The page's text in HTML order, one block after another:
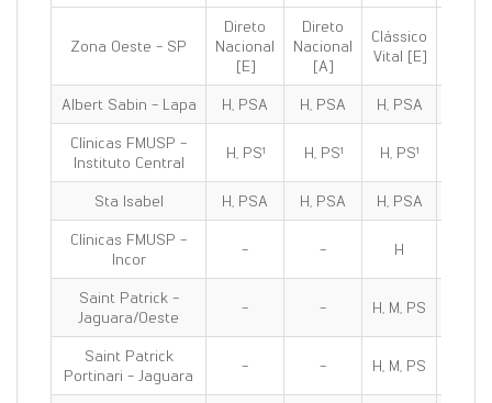
Zona Oeste - SP
Direto
Nacional
[E]
Direto
Nacional
[A]
Clássico
Vital [E]
Albert Sabin - Lapa H, PSA H, PSA H, PSA
Clínicas FMUSP -
Instituto Central
H, PS¹ H, PS¹ H, PS¹
Sta Isabel H, PSA H, PSA H, PSA
Clínicas FMUSP -
Incor
- - H
Saint Patrick -
Jaguara/Oeste
- - H, M, PS
Saint Patrick
Portinari - Jaguara
- - H, M, PS